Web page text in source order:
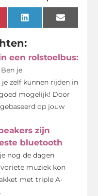
LinkedInEmail
een rolstoelbus:
Ben je
zelf kunnen rijden in
mogelijk! Door
op jouw
zijn
bluetooth
nog de dagen
muziek kon
met triple A-